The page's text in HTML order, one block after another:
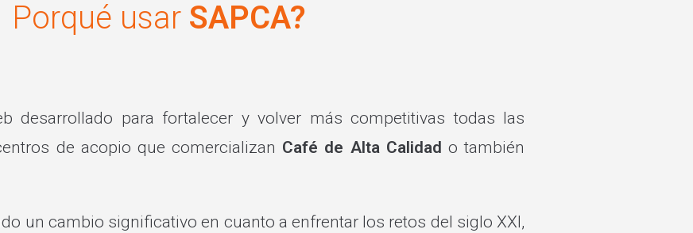
Porqué usar SAPCA?
desarrollado para fortalecer y volver más competitivas todas las
de acopio que comercializan Café de Alta Calidad o también
un cambio significativo en cuanto a enfrentar los retos del siglo XXI,